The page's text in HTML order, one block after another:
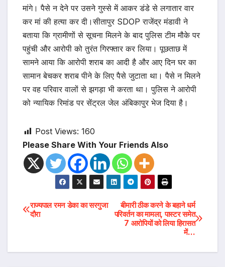
मांगे। पैसे न देने पर उसने गुस्से में आकर डंडे से लगातार वार
कर मां की हत्या कर दी।सीतापुर SDOP राजेंद्र मंडावी ने
बताया कि ग्रामीणों से सूचना मिलने के बाद पुलिस टीम मौके पर
पहुंची और आरोपी को तुरंत गिरफ्तार कर लिया। पूछताछ में
सामने आया कि आरोपी शराब का आदी है और आए दिन घर का
सामान बेचकर शराब पीने के लिए पैसे जुटाता था। पैसे न मिलने
पर वह परिवार वालों से झगड़ा भी करता था। पुलिस ने आरोपी
को न्यायिक रिमांड पर सेंट्रल जेल अंबिकापुर भेज दिया है।
Post Views: 160
Please Share With Your Friends Also
Post
बीमारी ठीक करने के बहाने धर्म
परिवर्तन का मामला, पास्टर समेत
7 आरोपियों को लिया हिरासत
में…
राज्यपाल रमन डेका का सरगुजा
दौरा